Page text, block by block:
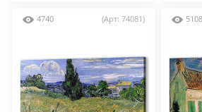
4740 (Арт: 74081) 5108